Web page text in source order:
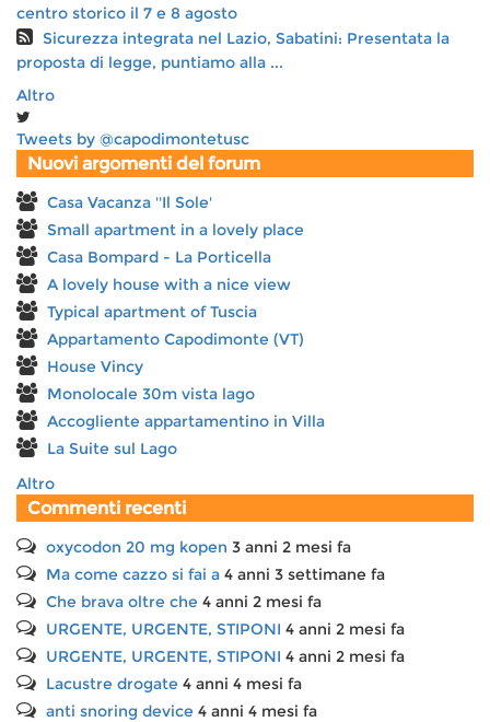
centro storico il 7 e 8 agosto
Sicurezza integrata nel Lazio, Sabatini: Presentata la
proposta di legge, puntiamo alla ...
Altro
Tweets by @capodimontetusc
Nuovi argomenti del forum
Casa Vacanza ''Il Sole'
Small apartment in a lovely place
Casa Bompard - La Porticella
A lovely house with a nice view
Typical apartment of Tuscia
Appartamento Capodimonte (VT)
House Vincy
Monolocale 30m vista lago
Accogliente appartamentino in Villa
La Suite sul Lago
Altro
Commenti recenti
oxycodon 20 mg kopen 3 anni 2 mesi fa
Ma come cazzo si fai a 4 anni 3 settimane fa
Che brava oltre che 4 anni 2 mesi fa
URGENTE, URGENTE, STIPONI 4 anni 2 mesi fa
URGENTE, URGENTE, STIPONI 4 anni 2 mesi fa
Lacustre drogate 4 anni 4 mesi fa
anti snoring device 4 anni 4 mesi fa